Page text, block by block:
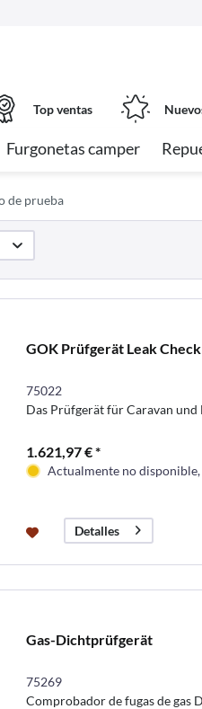
Top ventas
Furgonetas camper
de prueba
GOK Prüfgerät Leak
75022
Das Prüfgerät für Caravan und
1.621,97 € *
Actualmente no disponible,
Detalles
Gas-Dichtprüfgerät
75269
Comprobador de fugas de gas